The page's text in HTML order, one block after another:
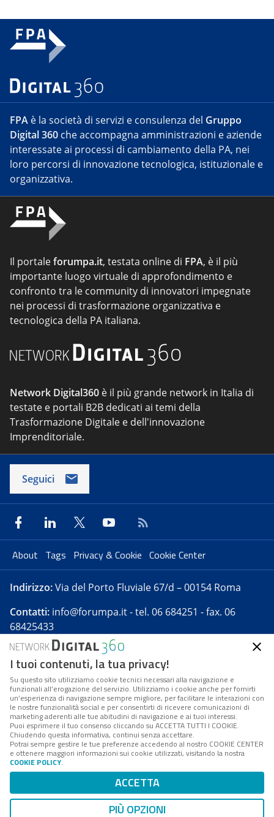
FPA è la società di servizi e consulenza del Gruppo
Digital 360 che accompagna amministrazioni e aziende
interessate ai processi di cambiamento della PA, nei
loro percorsi di innovazione tecnologica, istituzionale e
organizzativa.
Il portaleforumpa.it, testata online di FPA, è il più
importante luogo virtuale di approfondimento e
confronto tra le community di innovatori impegnate
nei processi di trasformazione organizzativa e
tecnologica della PA italiana.
Network Digital360 è il più grande network in Italia di
testate e portali B2B dedicati ai temi della
Trasformazione Digitale e dell'innovazione
Imprenditoriale.
Seguici
About Tags Privacy & Cookie Cookie Center
Indirizzo:Via del Porto Fluviale 67/d – 00154 Roma
Contatti: info@forumpa.it- tel. 06 684251 - fax. 06
68425433
Forumpa.itè una pubblicazione telematica iscritta
presso Registro della stampa del Tribunale di Roma -
Reg. n. 182 del 2 maggio 2008 - Direttore resp. Michela
Stentella
FPA s.r.l. è società soggetta a Direzione e
Coordinamento da parte di Digital360 S.p.A. - FPA s.r.l.
è un'azienda certificata per il sistema di management
Codice Fiscale/Partita IVA n. 10693191008 - R.E.A. Roma
n. 1249791. ISP AWS
Mappa del sito
I tuoi contenuti, la tua privacy!
Su questo sito utilizziamo cookie tecnici necessari alla navigazione e
funzionali all’erogazione del servizio. Utilizziamo i cookie anche per fornirti
un’esperienza di navigazione sempre migliore, per facilitare le interazioni con
le nostre funzionalità social e per consentirti di ricevere comunicazioni di
marketing aderenti alle tue abitudini di navigazione e ai tuoi interessi.
Puoi esprimere il tuo consenso cliccando su ACCETTA TUTTI I COOKIE.
Chiudendo questa informativa, continui senza accettare.
Potrai sempre gestire le tue preferenze accedendo al nostro COOKIE CENTER
e ottenere maggiori informazioni sui cookie utilizzati, visitando la nostra
COOKIE POLICY.
ACCETTA
PIÙ OPZIONI